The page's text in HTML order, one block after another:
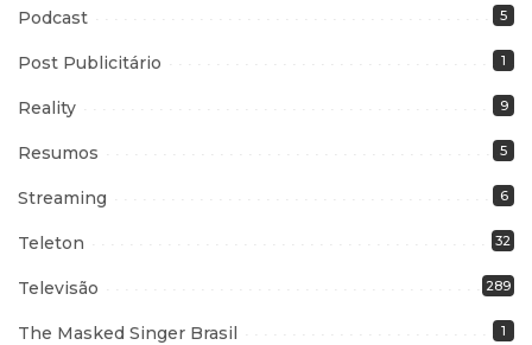
Podcast 5
Post Publicitário 1
Reality 9
Resumos 5
Streaming 6
Teleton 32
Televisão 289
The Masked Singer Brasil 1